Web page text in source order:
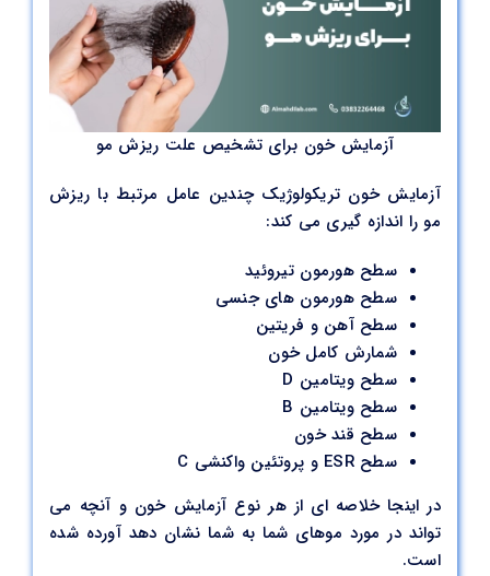
آزمایش خون برای تشخیص علت ریزش مو
آزمایش خون تریکولوژیک چندین عامل مرتبط با ریزش
مو را اندازه گیری می کند:
سطح هورمون تیروئید
سطح هورمون های جنسی
سطح آهن و فریتین
شمارش کامل خون
سطح ویتامین D
سطح ویتامین B
سطح قند خون
سطح ESR و پروتئین واکنشی C
در اینجا خلاصه ای از هر نوع آزمایش خون و آنچه می
تواند در مورد موهای شما به شما نشان دهد آورده شده
است.